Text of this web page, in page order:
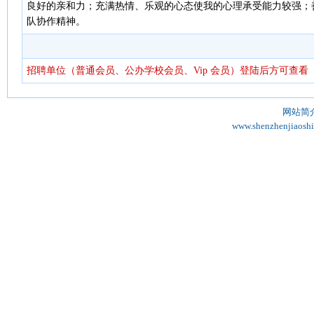
良好的亲和力；充满热情、乐观的心态使我的心理承受能力较强
队协作精神。
招聘单位（普通会员、公办学校会员、Vip 会员）登陆后方可查看
网站简